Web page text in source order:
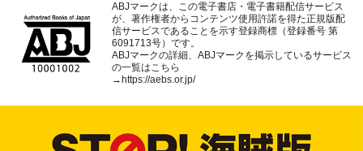
ABJマークは、この電子書店・電子書籍配信サービス
が、著作権者からコンテンツ使用許諾を得た正規版配
信サービスであることを示す登録商標（登録番号 第
6091713号）です。
ABJマークの詳細、ABJマークを掲示しているサービス
の一覧はこちら
→ https://aebs.or.jp/